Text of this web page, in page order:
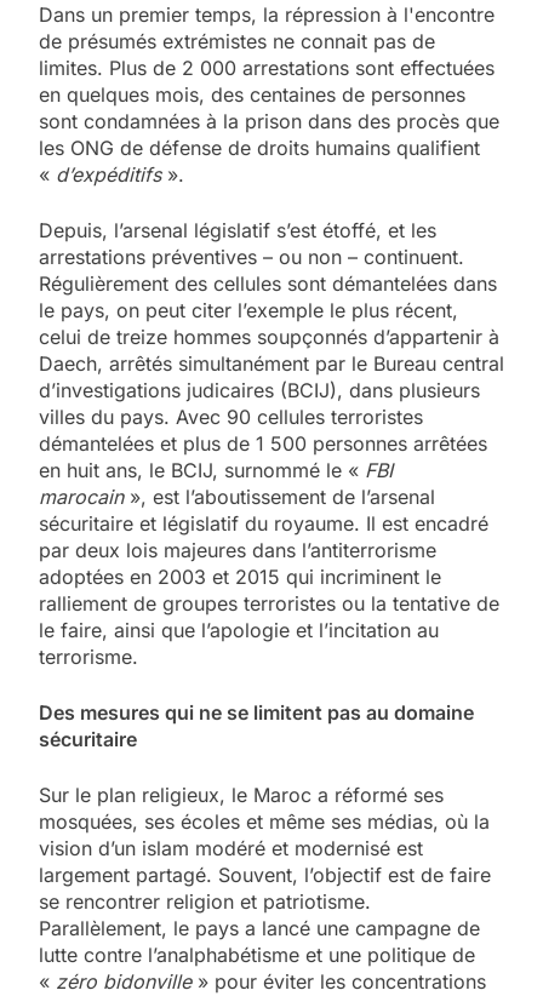
Dans un premier temps, la répression à l'encontre
de présumés extrémistes ne connait pas de
limites. Plus de 2 000 arrestations sont effectuées
en quelques mois, des centaines de personnes
sont condamnées à la prison dans des procès que
les ONG de défense de droits humains qualifient
« d’expéditifs».
Depuis, l’arsenal législatif s’est étoffé, et les
arrestations préventives – ou non – continuent.
Régulièrement des cellules sont démantelées dans
le pays, on peut citer l’exemple le plus récent,
celui de treize hommes soupçonnés d’appartenir à
Daech, arrêtés simultanément par le Bureau central
d’investigations judicaires (BCIJ), dans plusieurs
villes du pays. Avec 90 cellules terroristes
démantelées et plus de 1 500 personnes arrêtées
en huit ans, le BCIJ, surnommé le « FBI
marocain», est l’aboutissement de l’arsenal
sécuritaire et législatif du royaume. Il est encadré
par deux lois majeures dans l’antiterrorisme
adoptées en 2003 et 2015 qui incriminent le
ralliement de groupes terroristes ou la tentative de
le faire, ainsi que l’apologie et l’incitation au
terrorisme.
Des mesures qui ne se limitent pas au domaine
sécuritaire
Sur le plan religieux, le Maroc a réformé ses
mosquées, ses écoles et même ses médias, où la
vision d’un islam modéré et modernisé est
largement partagé. Souvent, l’objectif est de faire
se rencontrer religion et patriotisme.
Parallèlement, le pays a lancé une campagne de
lutte contre l’analphabétisme et une politique de
« zéro bidonville» pour éviter les concentrations